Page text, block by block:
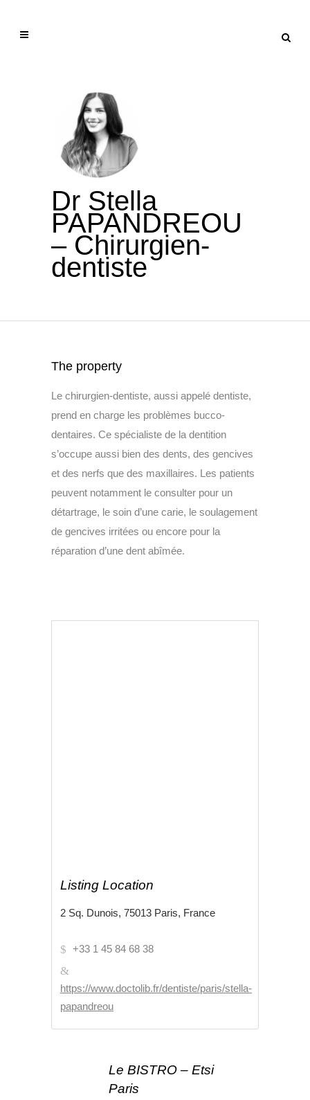
Dr Stella
PAPANDREOU
– Chirurgien-
dentiste
The property
Le chirurgien-dentiste, aussi appelé dentiste,
prend en charge les problèmes bucco-
dentaires. Ce spécialiste de la dentition
s’occupe aussi bien des dents, des gencives
et des nerfs que des maxillaires. Les patients
peuvent notamment le consulter pour un
détartrage, le soin d’une carie, le soulagement
de gencives irritées ou encore pour la
réparation d’une dent abîmée.
Listing Location
2 Sq. Dunois, 75013 Paris, France
+33 1 45 84 68 38
https://www.doctolib.fr/dentiste/paris/stella-
papandreou
Le BISTRO – Etsi
Paris